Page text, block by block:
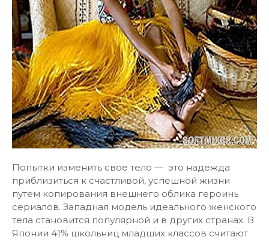
Попытки изменить свое тело — это надежда
приблизиться к счастливой, успешной жизни
путем копирования внешнего облика героинь
сериалов. Западная модель идеального женского
тела становится популярной и в других странах. В
Японии 41% школьниц младших классов считают